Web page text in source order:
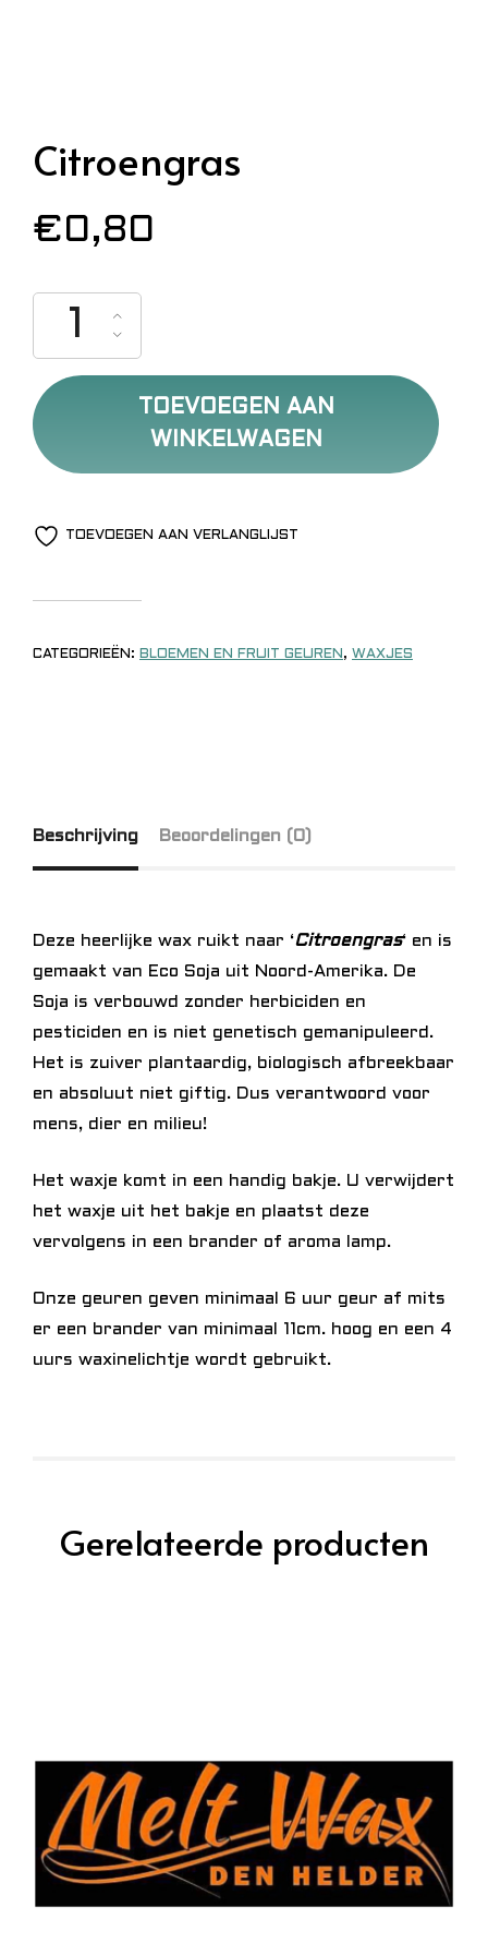
Citroengras
€0,80
TOEVOEGEN AAN
WINKELWAGEN
TOEVOEGEN AAN VERLANGLIJST
CATEGORIEËN: BLOEMEN EN FRUIT GEUREN , WAXJES
Beschrijving Beoordelingen (0)
Deze heerlijke wax ruikt naar ‘Citroengras‘ en is
gemaakt van Eco Soja uit Noord-Amerika. De
Soja is verbouwd zonder herbiciden en
pesticiden en is niet genetisch gemanipuleerd.
Het is zuiver plantaardig, biologisch afbreekbaar
en absoluut niet giftig. Dus verantwoord voor
mens, dier en milieu!
Het waxje komt in een handig bakje. U verwijdert
het waxje uit het bakje en plaatst deze
vervolgens in een brander of aroma lamp.
Onze geuren geven minimaal 6 uur geur af mits
er een brander van minimaal 11cm. hoog en een 4
uurs waxinelichtje wordt gebruikt.
Gerelateerde producten